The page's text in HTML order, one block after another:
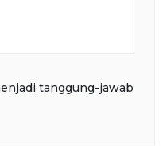
tanggung-jawab